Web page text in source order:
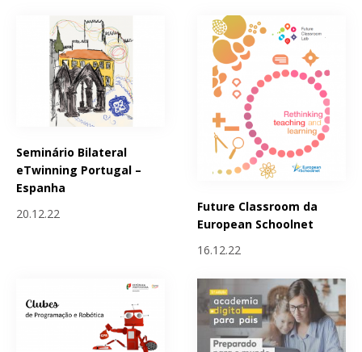
Seminário Bilateral
eTwinning Portugal –
Espanha
20.12.22
Future Classroom da
European Schoolnet
16.12.22